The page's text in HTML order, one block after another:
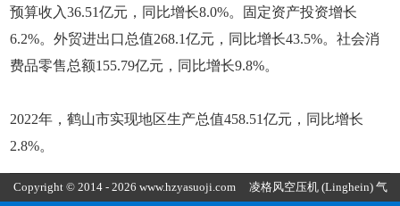
预算收入36.51亿元，同比增长8.0%。固定资产投资增长
6.2%。外贸进出口总值268.1亿元，同比增长43.5%。社会消
费品零售总额155.79亿元，同比增长9.8%。
2022年，鹤山市实现地区生产总值458.51亿元，同比增长
2.8%。
Copyright © 2014 - 2026 www.hzyasuoji.com 凌格风空压机 (Linghein) 气